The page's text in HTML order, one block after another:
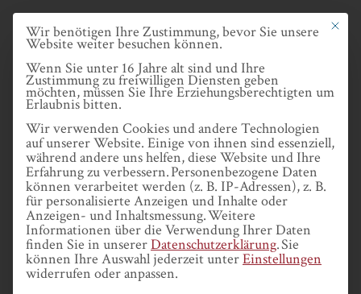
Skip
main
content
BRUNO
BANDULET
Mit
Wir benötigen Ihre Zustimmung, bevor Sie unsere
Website weiter besuchen können.
Wenn Sie unter 16 Jahre alt sind und Ihre
Zustimmung zu freiwilligen Diensten geben
möchten, müssen Sie Ihre Erziehungsberechtigten um
Erlaubnis bitten.
Wir verwenden Cookies und andere Technologien
auf unserer Website. Einige von ihnen sind essenziell,
während andere uns helfen, diese Website und Ihre
Erfahrung zu verbessern.Personenbezogene Daten
können verarbeitet werden (z. B. IP-Adressen), z. B.
für personalisierte Anzeigen und Inhalte oder
Anzeigen- und Inhaltsmessung.Weitere
Informationen über die Verwendung Ihrer Daten
finden Sie in unsererDatenschutzerklärung.Sie
können Ihre Auswahl jederzeit unterEinstellungen
widerrufen oder anpassen.